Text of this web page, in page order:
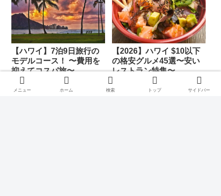
【ハワイ】7泊9日旅行の
モデルコース！ 〜費用を
抑えてコスパ旅〜
【2026】ハワイ $10以下
の格安グルメ45選〜安い
レストラン特集〜
2026.02.23
メニュー ホーム 検索 トップ サイドバー